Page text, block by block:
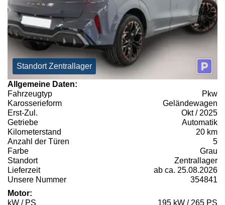
Standort Zentrallager
Allgemeine Daten:
Fahrzeugtyp
Pkw
Karosserieform
Geländewagen
Erst-Zul.
Okt / 2025
Getriebe
Automatik
Kilometerstand
20 km
Anzahl der Türen
5
Farbe
Grau
Standort
Zentrallager
Lieferzeit
ab ca. 25.08.2026
Unsere Nummer
354841
Motor:
kW / PS
195 kW / 265 PS